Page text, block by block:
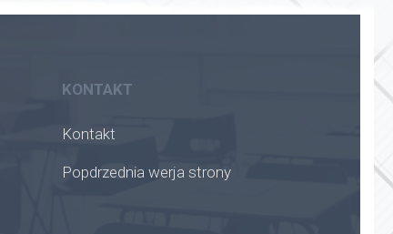
KONTAKT
Kontakt
Popdrzednia werja strony